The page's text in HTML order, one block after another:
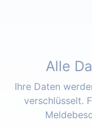
Alle
Ihre Daten
verschlüsselt.